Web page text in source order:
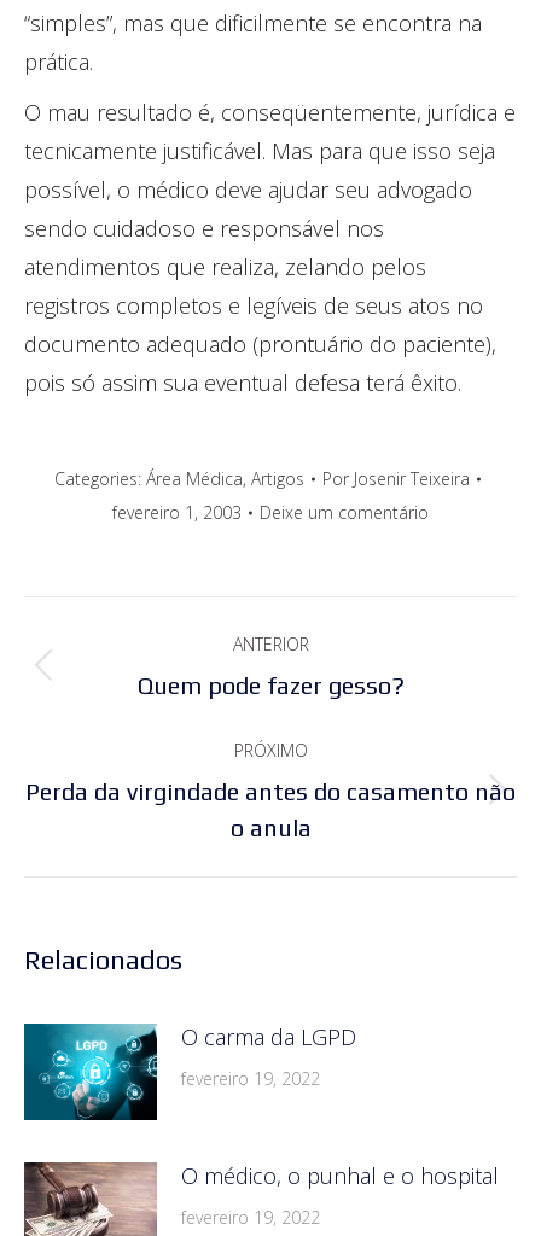
“simples”, mas que dificilmente se encontra na
prática.
O mau resultado é, conseqüentemente, jurídica e
tecnicamente justificável. Mas para que isso seja
possível, o médico deve ajudar seu advogado
sendo cuidadoso e responsável nos
atendimentos que realiza, zelando pelos
registros completos e legíveis de seus atos no
documento adequado (prontuário do paciente),
pois só assim sua eventual defesa terá êxito.
Categories: Área Médica, Artigos Por Josenir Teixeira
fevereiro 1, 2003
Deixe um comentário
de
ANTERIOR
Post
Quem pode fazer gesso?
PRÓXIMO
Próximo
post:
Perda da virgindade antes do casamento não
o anula
Relacionados
O carma da LGPD
fevereiro 19, 2022
O médico, o punhal e o hospital
fevereiro 19, 2022